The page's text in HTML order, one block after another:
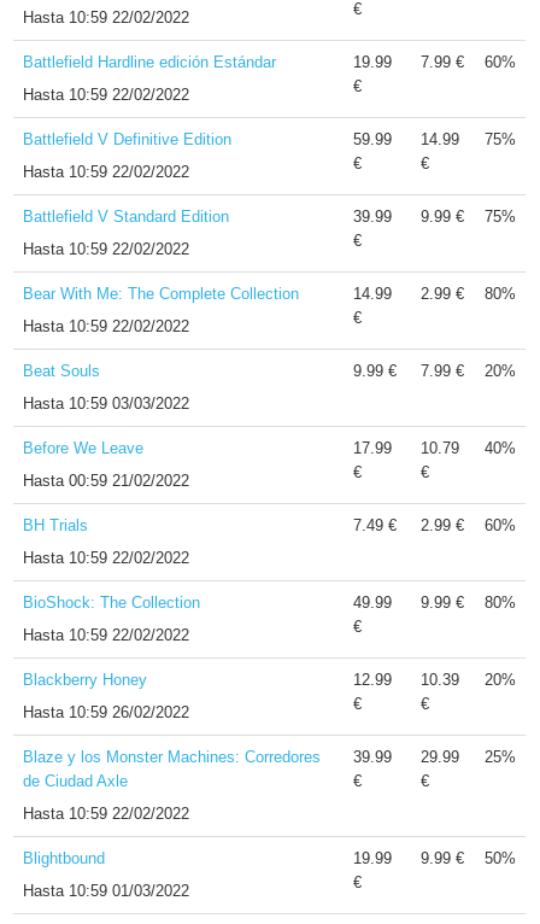
Hasta 10:59 22/02/2022 €
Battlefield Hardline edición Estándar
Hasta 10:59 22/02/2022
19.99
€
7.99 € 60%
Battlefield V Definitive Edition
Hasta 10:59 22/02/2022
59.99
€
14.99
€
75%
Battlefield V Standard Edition
Hasta 10:59 22/02/2022
39.99
€
9.99 € 75%
Bear With Me: The Complete Collection
Hasta 10:59 22/02/2022
14.99
€
2.99 € 80%
Beat Souls
Hasta 10:59 03/03/2022
9.99 € 7.99 € 20%
Before We Leave
Hasta00:59 21/02/2022
17.99
€
10.79
€
40%
BH Trials
Hasta 10:59 22/02/2022
7.49 € 2.99 € 60%
BioShock: The Collection
Hasta 10:59 22/02/2022
49.99
€
9.99 € 80%
Blackberry Honey
Hasta 10:59 26/02/2022
12.99
€
10.39
€
20%
Blaze y los Monster Machines: Corredores
de Ciudad Axle
Hasta 10:59 22/02/2022
39.99
€
29.99
€
25%
Blightbound
Hasta 10:59 01/03/2022
19.99
€
9.99 € 50%